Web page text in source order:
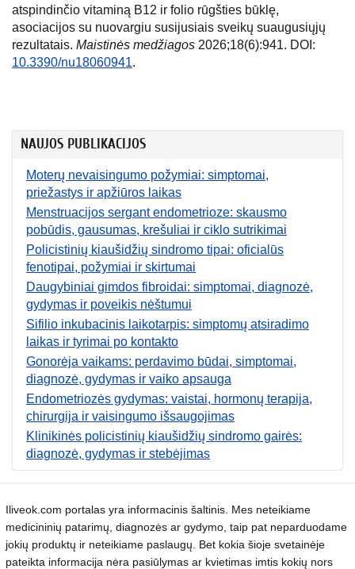
atspindinčio vitaminą B12 ir folio rūgšties būklę,
asociacijos su nuovargiu susijusiais sveikų suaugusiųjų
rezultatais. Maistinės medžiagos 2026;18(6):941. DOI:
10.3390/nu18060941.
NAUJOS PUBLIKACIJOS
Moterų nevaisingumo požymiai: simptomai,
priežastys ir apžiūros laikas
Menstruacijos sergant endometrioze: skausmo
pobūdis, gausumas, krešuliai ir ciklo sutrikimai
Policistinių kiaušidžių sindromo tipai: oficialūs
fenotipai, požymiai ir skirtumai
Daugybiniai gimdos fibroidai: simptomai, diagnozė,
gydymas ir poveikis nėštumui
Sifilio inkubacinis laikotarpis: simptomų atsiradimo
laikas ir tyrimai po kontakto
Gonorėja vaikams: perdavimo būdai, simptomai,
diagnozė, gydymas ir vaiko apsauga
Endometriozės gydymas: vaistai, hormonų terapija,
chirurgija ir vaisingumo išsaugojimas
Klinikinės policistinių kiaušidžių sindromo gairės:
diagnozė, gydymas ir stebėjimas
Iliveok.com portalas yra informacinis šaltinis. Mes neteikiame
medicininių patarimų, diagnozės ar gydymo, taip pat neparduodame
jokių produktų ir neteikiame paslaugų. Bet kokia šioje svetainėje
pateikta informacija nėra pasiūlymas ar kvietimas imtis kokių nors